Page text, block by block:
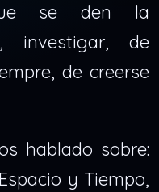
se den la
investigar, de
de creerse
hablado sobre:
y Tiempo,